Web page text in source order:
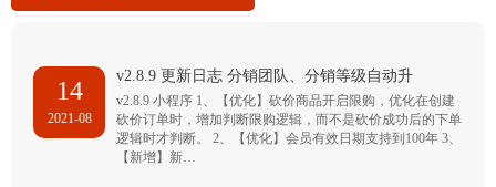
14
2021-08
v2.8.9 更新日志 分销团队、分销等级自动升
v2.8.9 小程序 1、【优化】砍价商品开启限购，优化在创建
砍价订单时，增加判断限购逻辑，而不是砍价成功后的下单
逻辑时才判断。 2、【优化】会员有效日期支持到100年 3、
【新增】新…